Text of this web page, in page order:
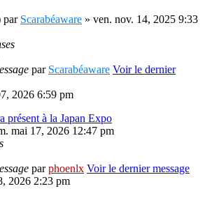
par Scarabéaware » ven. nov. 14, 2025 9:33
par Scarabéaware Voir le dernier
2026 6:59 pm
présent à la Japan Expo
mai 17, 2026 12:47 pm
parphoenlx Voir le dernier message
2026 2:23 pm